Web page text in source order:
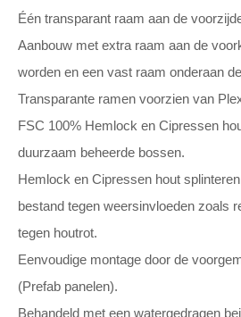
Één transparant raam aan de
Aanbouw met extra raam aan de
worden en een vast raam onderaan
Transparante ramen voorzien van
FSC 100% Hemlock en Cipressen
duurzaam beheerde bossen.
Hemlock en Cipressen hout
bestand tegen weersinvloeden zoals
tegen houtrot.
Eenvoudige montage door de
(Prefab panelen).
Behandeld met een watergedragen